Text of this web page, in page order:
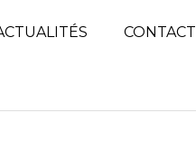
CONTACT